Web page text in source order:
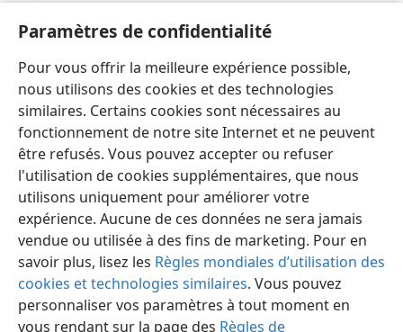
Paramètres de confidentialité
Pour vous offrir la meilleure expérience possible,
nous utilisons des cookies et des technologies
similaires. Certains cookies sont nécessaires au
fonctionnement de notre site Internet et ne peuvent
être refusés. Vous pouvez accepter ou refuser
l'utilisation de cookies supplémentaires, que nous
utilisons uniquement pour améliorer votre
expérience. Aucune de ces données ne sera jamais
vendue ou utilisée à des fins de marketing. Pour en
savoir plus, lisez les Règles mondiales d’utilisation des
cookies et technologies similaires. Vous pouvez
personnaliser vos paramètres à tout moment en
vous rendant sur la page des Règles de
N’oublions pas que Jéhovah est joyeux quand ses
donc son cœur en continuant à marcher dans la vérité.
Français Partager Préférences
Copyright © 2026 Watch Tower Bible and Tract Society of Pennsylvania
Conditions d’utilisation
Règles de confidentialité
Paramètres de confidentialité
JW.ORG Se connecter